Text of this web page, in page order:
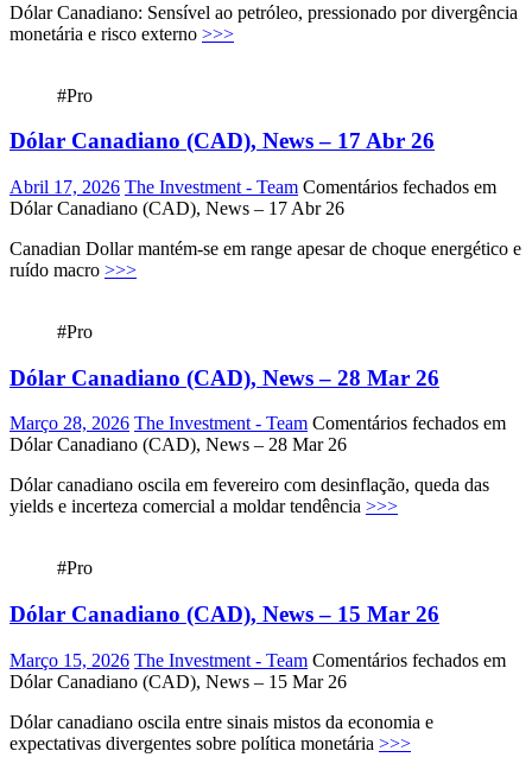
Dólar Canadiano: Sensível ao petróleo, pressionado por divergência
monetária e risco externo >>>
#Pro
Dólar Canadiano (CAD), News – 17 Abr 26
Abril 17, 2026 The Investment - Team Comentários fechados em
Dólar Canadiano (CAD), News – 17 Abr 26
Canadian Dollar mantém-se em range apesar de choque energético e
ruído macro >>>
#Pro
Dólar Canadiano (CAD), News – 28 Mar 26
Março 28, 2026 The Investment - Team Comentários fechados em
Dólar Canadiano (CAD), News – 28 Mar 26
Dólar canadiano oscila em fevereiro com desinflação, queda das
yields e incerteza comercial a moldar tendência >>>
#Pro
Dólar Canadiano (CAD), News – 15 Mar 26
Março 15, 2026 The Investment - Team Comentários fechados em
Dólar Canadiano (CAD), News – 15 Mar 26
Dólar canadiano oscila entre sinais mistos da economia e
expectativas divergentes sobre política monetária >>>